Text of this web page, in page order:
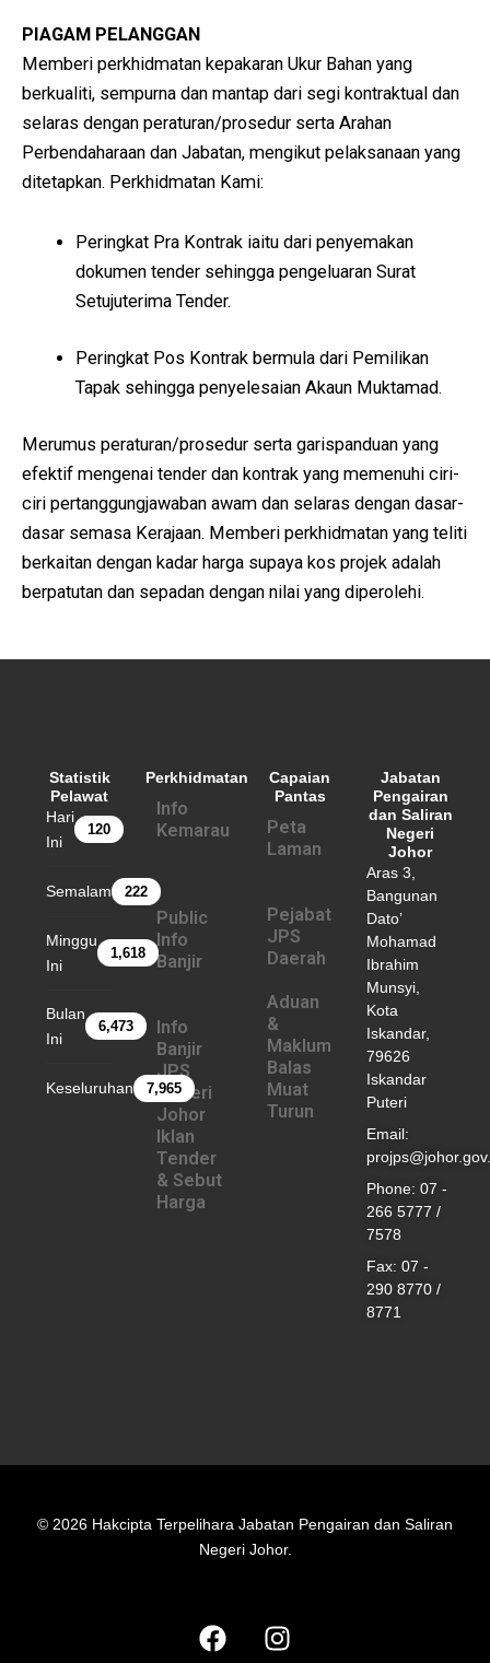
PIAGAM PELANGGAN
Memberi perkhidmatan kepakaran Ukur Bahan yang
berkualiti, sempurna dan mantap dari segi kontraktual dan
selaras dengan peraturan/prosedur serta Arahan
Perbendaharaan dan Jabatan, mengikut pelaksanaan yang
ditetapkan. Perkhidmatan Kami:
Peringkat Pra Kontrak iaitu dari penyemakan
dokumen tender sehingga pengeluaran Surat
Setujuterima Tender.
Peringkat Pos Kontrak bermula dari Pemilikan
Tapak sehingga penyelesaian Akaun Muktamad.
Merumus peraturan/prosedur serta garispanduan yang
efektif mengenai tender dan kontrak yang memenuhi ciri-
ciri pertanggungjawaban awam dan selaras dengan dasar-
dasar semasa Kerajaan. Memberi perkhidmatan yang teliti
berkaitan dengan kadar harga supaya kos projek adalah
berpatutan dan sepadan dengan nilai yang diperolehi.
Jabatan
Pengairan
dan Saliran
Negeri
Johor
Aras 3,
Bangunan
Dato’
Mohamad
Ibrahim
Munsyi,
Kota
Iskandar,
79626
Iskandar
Puteri
Email:
Phone: 07 -
266 5777 /
7578
Fax: 07 -
290 8770 /
8771
Capaian
Pantas
Peta
Laman
Pejabat
JPS
Daerah
Aduan
&
Maklum
Balas
Muat
Turun
Perkhidmatan
Info
Kemarau
Public
Info
Banjir
Info
Banjir
JPS
Negeri
Johor
Iklan
Tender
& Sebut
Harga
Statistik
Pelawat
Hari
Ini
120
Semalam 222
Minggu
Ini
1,618
Bulan
Ini
6,473
Keseluruhan 7,965
© 2026 Hakcipta Terpelihara Jabatan Pengairan dan Saliran
Negeri Johor.
F
a
I
n